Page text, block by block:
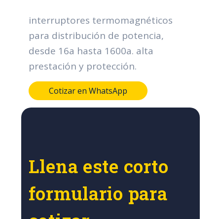
interruptores termomagnéticos
para distribución de potencia,
desde 16a hasta 1600a. alta
prestación y protección.
Cotizar en WhatsApp
Llena este corto
formulario para